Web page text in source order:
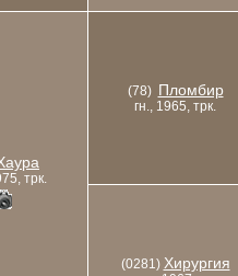
трк.
(78) Пломбир
гн., 1965, трк.
(0281) Хирургия